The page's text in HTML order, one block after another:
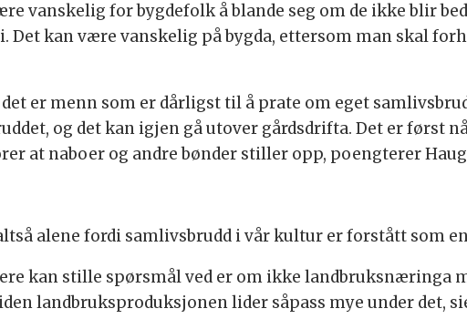
vanskelig for bygdefolk å blande seg om de ikke blir
Det kan være vanskelig på bygda, ettersom man skal
er menn som er dårligst til å prate om eget
og det kan igjen gå utover gårdsdrifta. Det er først
at naboer og andre bønder stiller opp, poengterer
alene fordi samlivsbrudd i vår kultur er forstått som
kan stille spørsmål ved er om ikke landbruksnæringa
landbruksproduksjonen lider såpass mye under det,